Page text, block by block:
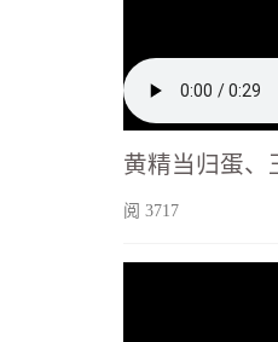
黄精当归蛋
阅 3717